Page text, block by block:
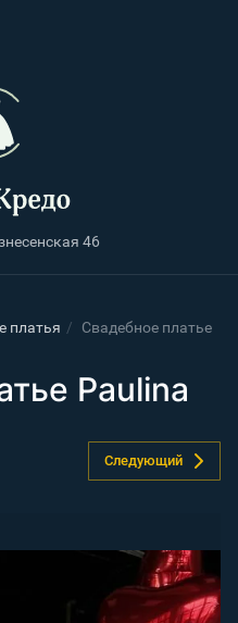
46
платья /
Свадебное платье
Paulina
Следующий